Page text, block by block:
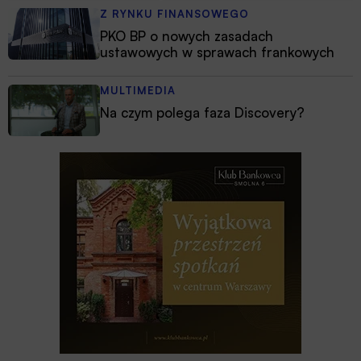
Z RYNKU FINANSOWEGO
PKO BP o nowych zasadach
ustawowych w sprawach frankowych
MULTIMEDIA
Na czym polega faza Discovery?